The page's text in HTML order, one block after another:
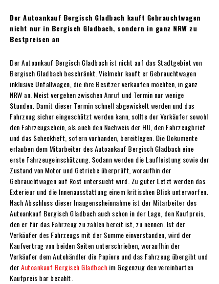
Der Autoankauf Bergisch Gladbach kauft Gebrauchtwagen
nicht nur in Bergisch Gladbach, sondern in ganz NRW zu
Bestpreisen an
Der Autoankauf Bergisch Gladbach ist nicht auf das Stadtgebiet von
Bergisch Gladbach beschränkt. Vielmehr kauft er Gebrauchtwagen
inklusive Unfallwagen, die ihre Besitzer verkaufen möchten, in ganz
NRW an. Meist vergehen zwischen Anruf und Termin nur wenige
Stunden. Damit dieser Termin schnell abgewickelt werden und das
Fahrzeug sicher eingeschätzt werden kann, sollte der Verkäufer sowohl
den Fahrzeugschein, als auch den Nachweis der HU, den Fahrzeugbrief
und das Scheckheft, sofern vorhanden, bereitlegen. Die Dokumente
erlauben dem Mitarbeiter des Autoankauf Bergisch Gladbach eine
erste Fahrzeugeinschätzung. Sodann werden die Laufleistung sowie der
Zustand von Motor und Getriebe überprüft, woraufhin der
Gebrauchtwagen auf Rost untersucht wird. Zu guter Letzt werden das
Exterieur und die Innenausstattung einem kritischen Blick unterworfen.
Nach Abschluss dieser Inaugenscheinnahme ist der Mitarbeiter des
Autoankauf Bergisch Gladbach auch schon in der Lage, den Kaufpreis,
den er für das Fahrzeug zu zahlen bereit ist, zu nennen. Ist der
Verkäufer des Fahrzeugs mit der Summe einverstanden, wird der
Kaufvertrag von beiden Seiten unterschrieben, woraufhin der
Verkäufer dem Autohändler die Papiere und das Fahrzeug übergibt und
derAutoankauf Bergisch Gladbach im Gegenzug den vereinbarten
Kaufpreis bar bezahlt.